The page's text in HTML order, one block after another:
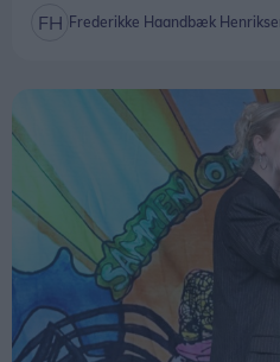
Frederikke Haandbæk